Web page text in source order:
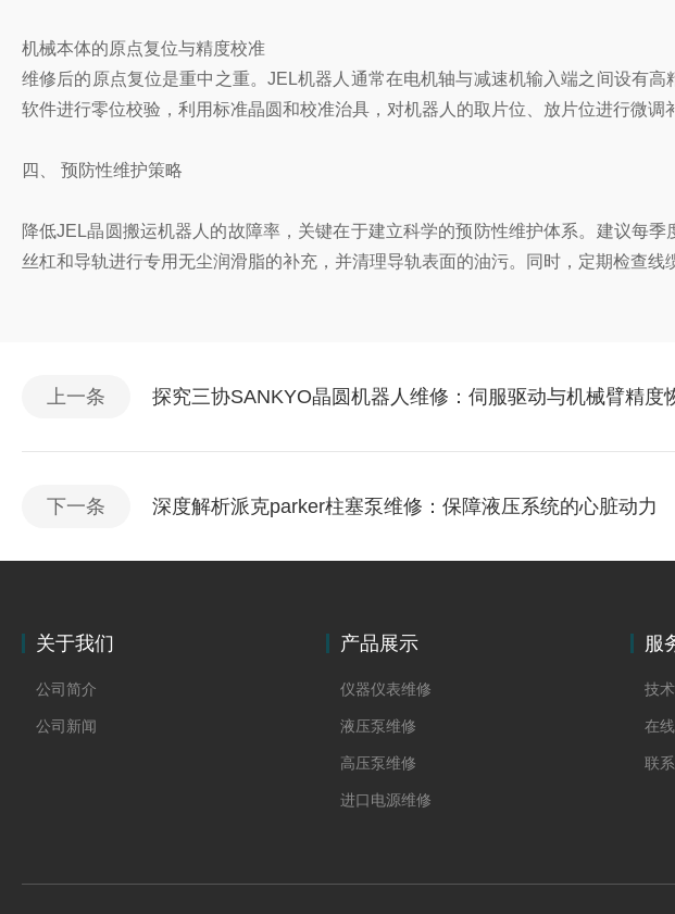
机械本体的原点复位与精度校准
维修后的原点复位是重中之重。JEL机器人通常在电机轴与减速机输入端之间设有
软件进行零位校验，利用标准晶圆和校准治具，对机器人的取片位、放片位进行微调
四、 预防性维护策略
降低JEL晶圆搬运机器人的故障率，关键在于建立科学的预防性维护体系。建议每
丝杠和导轨进行专用无尘润滑脂的补充，并清理导轨表面的油污。同时，定期检查
上一条 探究三协SANKYO晶圆机器人维修：伺服驱动与机械臂精度
下一条 深度解析派克parker柱塞泵维修：保障液压系统的心脏动力
关于我们
公司简介
公司新闻
产品展示
仪器仪表维修
液压泵维修
高压泵维修
进口电源维修
服
技
在
联